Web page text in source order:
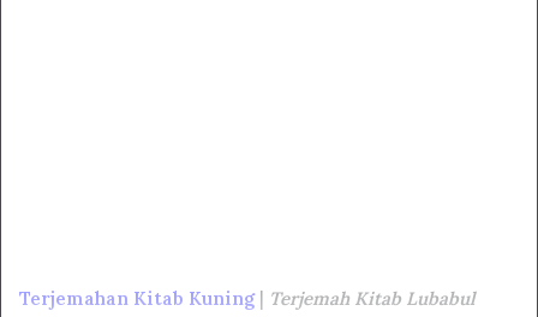
Terjemahan Kitab Kuning| Terjemah Kitab Lubabul